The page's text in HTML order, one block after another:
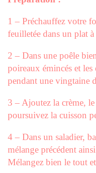
1 – Préchauffez votre
feuilletée dans un plat à
2 – Dans une poêle
poireaux émincés et les
pendant une vingtaine
3 – Ajoutez la crème,
poursuivez la cuisson
4 – Dans un saladier,
mélange précédent
Mélangez bien le tout